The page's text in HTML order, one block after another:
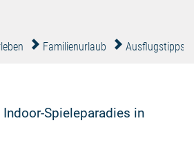
Familienurlaub Ausflugstipps
Spieleparadies in